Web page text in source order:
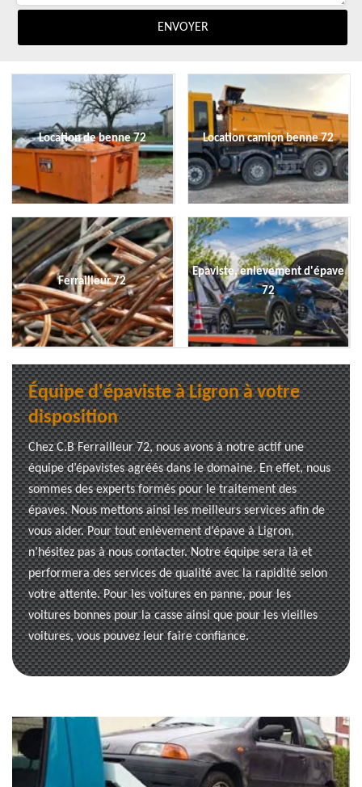
Location de benne 72 Location camion benne 72
Ferrailleur 72
Epaviste, enlevement d'épave
72
Équipe d'épaviste à Ligron à votre
disposition
Chez C.B Ferrailleur 72, nous avons à notre actif une
équipe d’épavistes agréés dans le domaine. En effet, nous
sommes des experts formés pour le traitement des
épaves. Nous mettons ainsi les meilleurs services afin de
vous aider. Pour tout enlèvement d’épave à Ligron,
n’hésitez pas à nous contacter. Notre équipe sera là et
performera des services de qualité avec la rapidité selon
votre attente. Pour les voitures en panne, pour les
voitures bonnes pour la casse ainsi que pour les vieilles
voitures, vous pouvez leur faire confiance.